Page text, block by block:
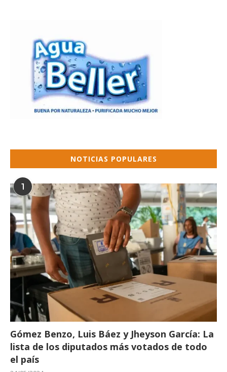
NOTICIAS POPULARES
1
Gómez Benzo, Luis Báez y Jheyson García: La
lista de los diputados más votados de todo
el país